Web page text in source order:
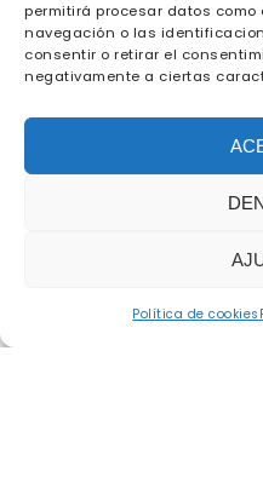
permitirá procesar datos como
navegación o las
consentir o retirar el
negativamente a ciertas
Política de cookies